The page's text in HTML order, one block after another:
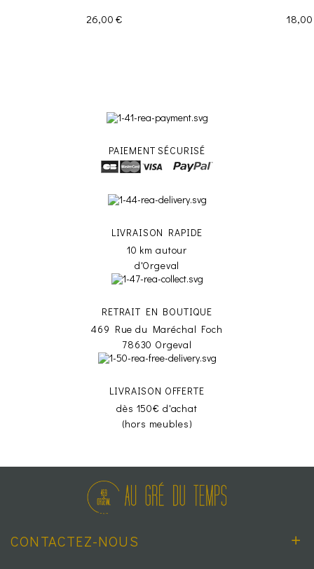
Prix
26,00 € Prix
PAIEMENT SÉCURISÉ
LIVRAISON RAPIDE
10 km autour
d'Orgeval
RETRAIT EN BOUTIQUE
469 Rue du Maréchal Foch
78630 Orgeval
LIVRAISON OFFERTE
dès 150€ d'achat
(hors meubles)
CONTACTEZ-NOUS